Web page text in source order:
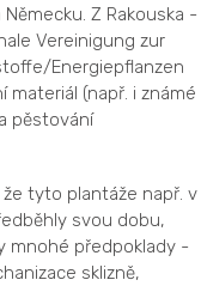
Z Rakouska -
Vereinigung zur
Energiepflanzen
materiál (např. i známé
pěstování
tyto plantáže např. v
svou dobu,
mnohé předpoklady -
sklizně,